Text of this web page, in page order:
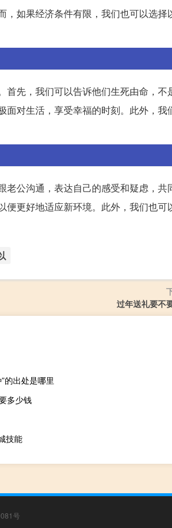
，如果经济条件有限，我们也可以选择
先，我们可以告诉他们生死由命，不
面对生活，享受幸福的时刻。此外，我
老公沟通，表达自己的感受和疑虑，共
便更好地适应新环境。此外，我们也可
过年送礼要不
的出处是哪里
多少钱
技能
号